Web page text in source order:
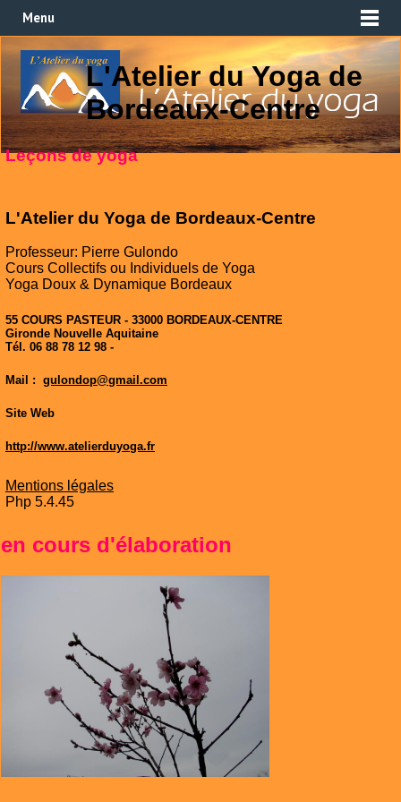
Menu
L'Atelier du Yoga de
Bordeaux-Centre
Leçons de yoga
L'Atelier du Yoga de Bordeaux-Centre
Professeur: Pierre Gulondo
Cours Collectifs ou Individuels de Yoga
Yoga Doux & Dynamique Bordeaux
55 COURS PASTEUR - 33000 BORDEAUX-CENTRE
Gironde Nouvelle Aquitaine
Tél. 06 88 78 12 98 -
Mail : gulondop@gmail.com
Site Web
http://www.atelierduyoga.fr
Mentions légales
Php 5.4.45
en cours d'élaboration